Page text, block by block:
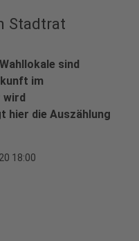
Stadtrat
sind
im
wird
hier die Auszählung
18:00